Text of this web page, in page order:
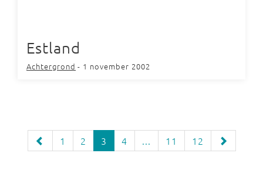
Estland
Achtergrond - 1 november 2002
1 2 3 4 ... 11 12